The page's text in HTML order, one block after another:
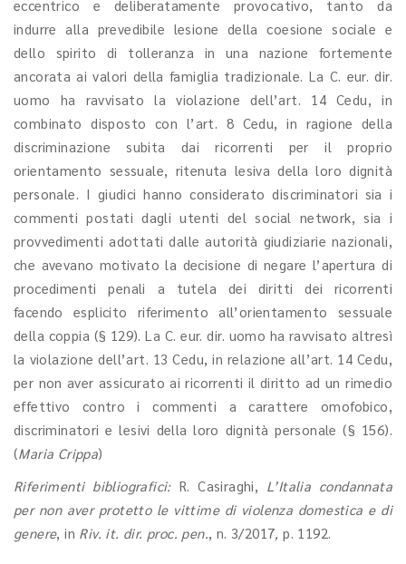
eccentrico e deliberatamente provocativo, tanto da
indurre alla prevedibile lesione della coesione sociale e
dello spirito di tolleranza in una nazione fortemente
ancorata ai valori della famiglia tradizionale. La C. eur. dir.
uomo ha ravvisato la violazione dell’art. 14 Cedu, in
combinato disposto con l’art. 8 Cedu, in ragione della
discriminazione subita dai ricorrenti per il proprio
orientamento sessuale, ritenuta lesiva della loro dignità
personale. I giudici hanno considerato discriminatori sia i
commenti postati dagli utenti del social network, sia i
provvedimenti adottati dalle autorità giudiziarie nazionali,
che avevano motivato la decisione di negare l’apertura di
procedimenti penali a tutela dei diritti dei ricorrenti
facendo esplicito riferimento all’orientamento sessuale
della coppia (§ 129). La C. eur. dir. uomo ha ravvisato altresì
la violazione dell’art. 13 Cedu, in relazione all’art. 14 Cedu,
per non aver assicurato ai ricorrenti il diritto ad un rimedio
effettivo contro i commenti a carattere omofobico,
discriminatori e lesivi della loro dignità personale (§ 156).
(Maria Crippa)
Riferimenti bibliografici:R. Casiraghi, L’Italia condannata
per non aver protetto le vittime di violenza domestica e di
genere, in Riv. it. dir. proc. pen., n. 3/2017,p. 1192.